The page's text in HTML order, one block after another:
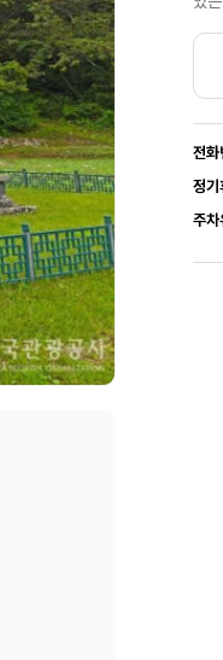
전화
정기
주차